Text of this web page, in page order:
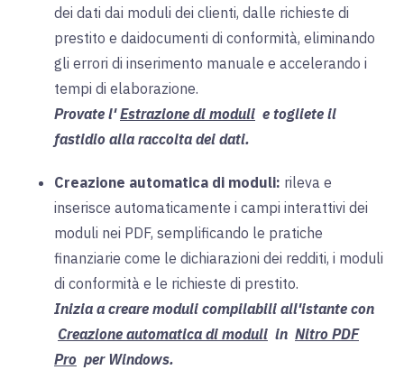
dei dati dai moduli dei clienti, dalle richieste di
prestito e daidocumenti di conformità, eliminando
gli errori di inserimento manuale e accelerando i
tempi di elaborazione.
Provate l' Estrazione di moduli e togliete il
fastidio alla raccolta dei dati.
Creazione automatica di moduli: rileva e
inserisce automaticamente i campi interattivi dei
moduli nei PDF, semplificando le pratiche
finanziarie come le dichiarazioni dei redditi, i moduli
di conformità e le richieste di prestito.
Inizia a creare moduli compilabili all'istante con
Creazione automatica di moduli in Nitro PDF
Pro per Windows.